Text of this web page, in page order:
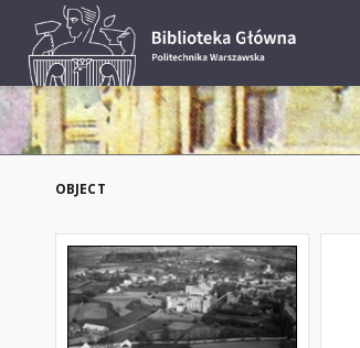
OBJECT